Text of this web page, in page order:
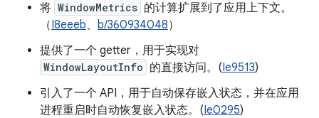
将 WindowMetrics 的计算扩展到了应用上下文。
（I8eeeb、 b/360934048）
提供了一个 getter，用于实现对
WindowLayoutInfo 的直接访问。(Ie9513)
引入了一个 API，用于自动保存嵌入状态，并在应用
进程重启时自动恢复嵌入状态。(Ie0295)